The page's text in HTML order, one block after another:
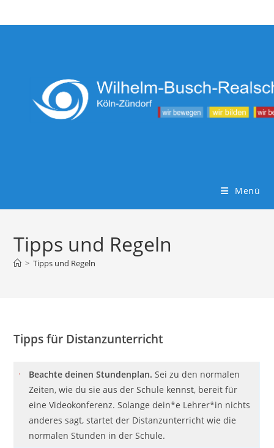
Inhalt
Menü
Tipps und Regeln
> Tipps und Regeln
Tipps für Distanzunterricht
Beachte deinen Stundenplan. Sei zu den normalen
Zeiten, wie du sie aus der Schule kennst, bereit für
eine Videokonferenz. Solange dein*e Lehrer*in nichts
anderes sagt, startet der Distanzunterricht wie die
normalen Stunden in der Schule.